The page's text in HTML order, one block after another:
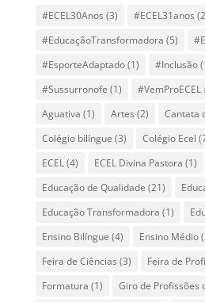
#ECEL30Anos (3) #ECEL31anos
#EducaçãoTransformadora (5)
#EsporteAdaptado(1) #Inclusão
#Sussurronofe (1) #VemProECEL
Aguativa (1) Artes (2) Cantata
Colégio bilíngue (3) Colégio Ecel
ECEL(4) ECEL Divina Pastora (1)
Educação de Qualidade (21)
Educação Transformadora (1)
Ensino Bilíngue (4) Ensino Médio
Feira de Ciências (3) Feira de
Formatura (1) Giro de Profissões